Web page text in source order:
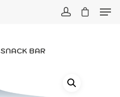
SNACK BAR